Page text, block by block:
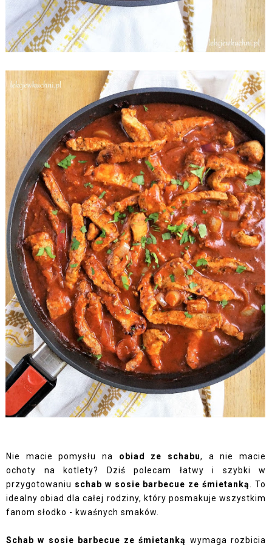
Nie macie pomysłu na obiad ze schabu, a nie macie
ochoty na kotlety? Dziś polecam łatwy i szybki w
przygotowaniu schab w sosie barbecue ze śmietanką
. To
idealny obiad dla całej rodziny, który posmakuje wszystkim
fanom słodko - kwaśnych smaków.
Schab w sosie barbecue ze śmietanką wymaga rozbicia